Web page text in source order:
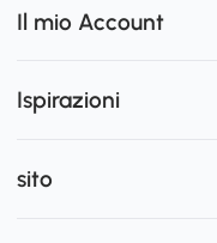
Il mio Account
Ispirazioni
sito